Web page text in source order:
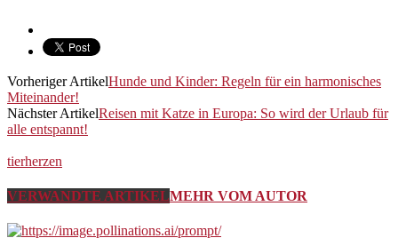
Vorheriger ArtikelHunde und Kinder: Regeln für ein harmonisches
Miteinander!
Nächster ArtikelReisen mit Katze in Europa: So wird der Urlaub für
alle entspannt!
tierherzen
VERWANDTE ARTIKELMEHR VOM AUTOR